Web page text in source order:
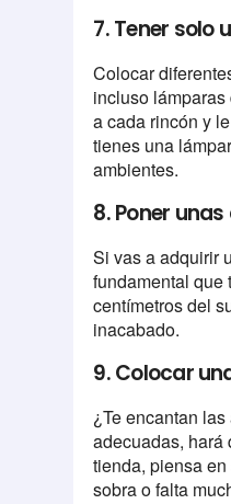
7. Tener solo
Colocar
incluso
a cada rincón y
tienes una
ambientes.
8. Poner
Si vas a adquirir
fundamental que
centímetros del
inacabado.
9. Colocar
¿Te encantan
adecuadas, hará
tienda, piensa
sobra o falta